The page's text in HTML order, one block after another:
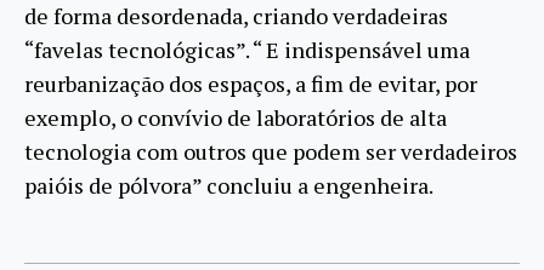
de forma desordenada, criando verdadeiras
“favelas tecnológicas”. “ E indispensável uma
reurbanização dos espaços, a fim de evitar, por
exemplo, o convívio de laboratórios de alta
tecnologia com outros que podem ser verdadeiros
paióis de pólvora” concluiu a engenheira.